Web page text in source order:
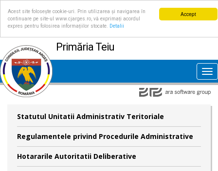
Accept
Acest site folosește cookie-uri. Prin utilizarea și navigarea în
continuare pe site-ul www.cjarges.ro, vă exprimați acordul
expres pentru folosirea informațiilor stocate.
Detalii
Primăria Teiu
Statutul Unitatii Administrativ Teritoriale
Regulamentele privind Procedurile Administrative
Hotararile Autoritatii Deliberative